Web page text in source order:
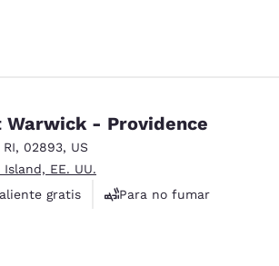
- Providence
RI, 02893, US
EE. UU.
gratis
Para no fumar
1776 reseñas